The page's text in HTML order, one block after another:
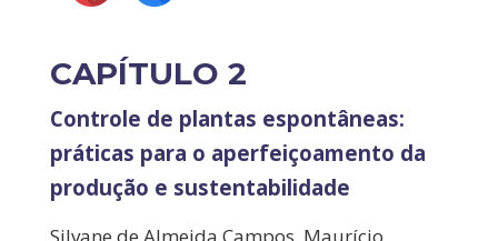
CAPÍTULO 2
Controle de plantas espontâneas:
práticas para o aperfeiçoamento da
produção e sustentabilidade
Silvane de Almeida Campos, Maurício